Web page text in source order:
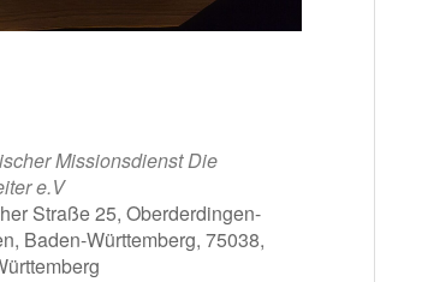
Missionsdienst Die
e.V
Straße 25, Oberderdingen-
Baden-Württemberg, 75038,